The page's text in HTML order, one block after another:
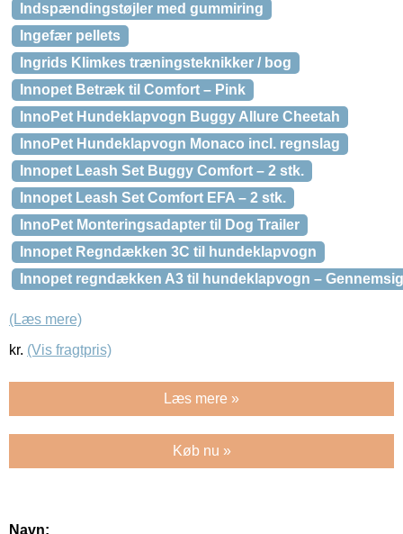
Indspændingstøjler med gummiring
Ingefær pellets
Ingrids Klimkes træningsteknikker / bog
Innopet Betræk til Comfort – Pink
InnoPet Hundeklapvogn Buggy Allure Cheetah
InnoPet Hundeklapvogn Monaco incl. regnslag
Innopet Leash Set Buggy Comfort – 2 stk.
Innopet Leash Set Comfort EFA – 2 stk.
InnoPet Monteringsadapter til Dog Trailer
Innopet Regndækken 3C til hundeklapvogn
Innopet regndækken A3 til hundeklapvogn –
(Læs mere)
kr. (Vis fragtpris)
Læs mere »
Køb nu »
Navn: